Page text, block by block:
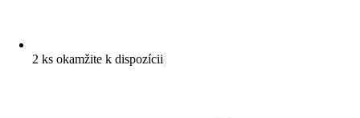
2 ks okamžite k dispozícii